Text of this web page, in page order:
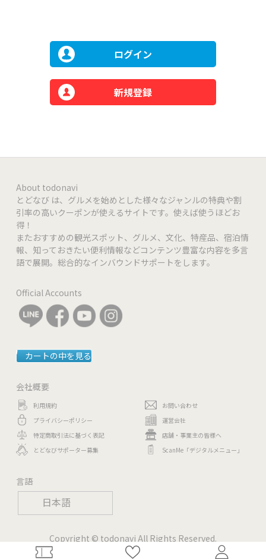
日本語
ログイン
新規登録
About todonavi
とどなび は、グルメを始めとした様々なジャンルの特典や割
引率の高いクーポンが使えるサイトです。使えば使うほどお
得！
またおすすめの観光スポット、グルメ、文化、特産品、宿泊情
報、知っておきたい便利情報などコンテンツ豊富な内容を多言
語で展開。総合的なインバウンドサポートをします。
Official Accounts
カートの中を見る
会社概要
利用規約
プライバシーポリシー
特定商取引法に基づく表記
とどなびサポーター募集
お問い合わせ
運営会社
店舗・事業主の皆様へ
ScanMe「デジタルメニュー」
言語
Copyright © todonavi All Rights Reserved.